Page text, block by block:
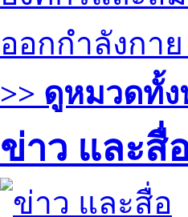
ออกกำลังกา
>> ดูหมวดทั้
ข่าว และสื่อ